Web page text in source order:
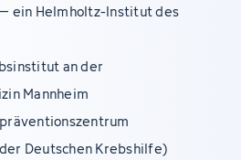
– ein Helmholtz-Institut des
an der
Mannheim
Deutschen Krebshilfe)